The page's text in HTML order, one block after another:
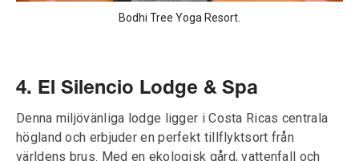
Bodhi Tree Yoga Resort.
4. El Silencio Lodge & Spa
Denna miljövänliga lodge ligger i Costa Ricas centrala
högland och erbjuder en perfekt tillflyktsort från
världens brus. Med en ekologisk gård, vattenfall och